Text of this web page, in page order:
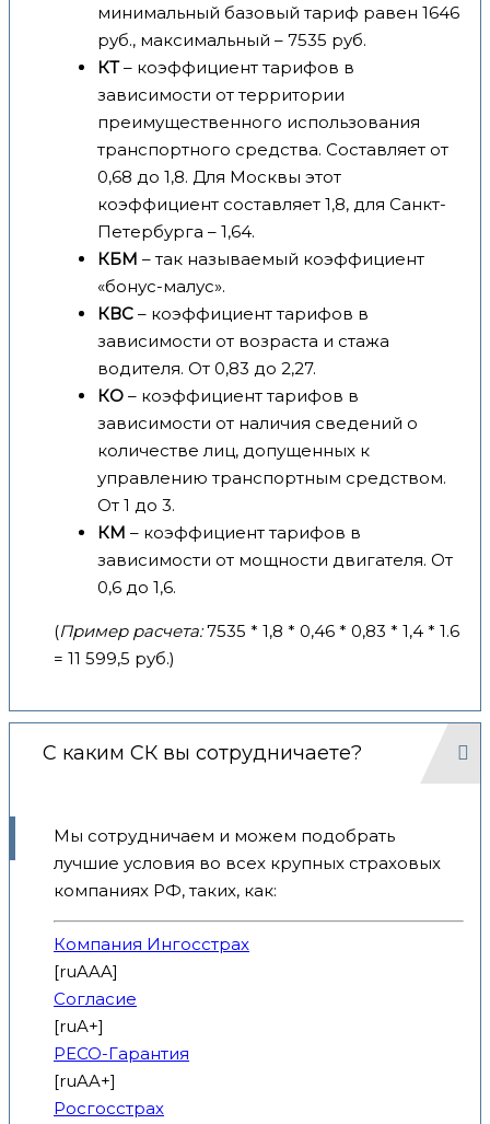
минимальный базовый тариф равен 1646
руб., максимальный – 7535 руб.
КТ– коэффициент тарифов в
зависимости от территории
преимущественного использования
транспортного средства. Составляет от
0,68 до 1,8. Для Москвы этот
коэффициент составляет 1,8, для Санкт-
Петербурга – 1,64.
КБМ – так называемый коэффициент
«бонус-малус».
КВС – коэффициент тарифов в
зависимости от возраста и стажа
водителя. От 0,83 до 2,27.
КО – коэффициент тарифов в
зависимости от наличия сведений о
количестве лиц, допущенных к
управлению транспортным средством.
От 1 до 3.
КМ – коэффициент тарифов в
зависимости от мощности двигателя. От
0,6 до 1,6.
(Пример расчета:7535 * 1,8 * 0,46 * 0,83 * 1,4 * 1.6
= 11 599,5 руб.)
С каким СК вы сотрудничаете?
Мы сотрудничаем и можем подобрать
лучшие условия во всех крупных страховых
компаниях РФ, таких, как:
Компания Ингосстрах
[ruAAA]
Согласие
[ruA+]
РЕСО-Гарантия
[ruAA+]
Росгосстрах